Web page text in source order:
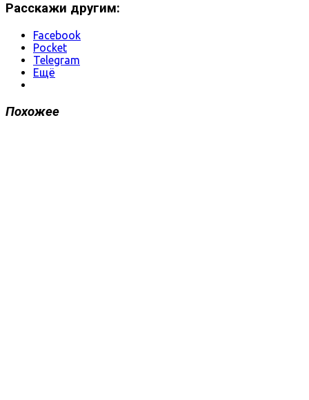
Расскажи другим:
Facebook
Pocket
Telegram
Ещё
Похожее